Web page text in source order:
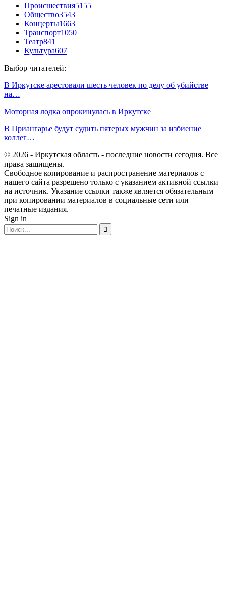
Происшествия5155
Общество3543
Концерты1663
Транспорт1050
Театр841
Культура607
Выбор читателей:
В Иркутске арестовали шесть человек по делу об убийстве
на…
Моторная лодка опрокинулась в Иркутске
В Приангарье будут судить пятерых мужчин за избиение
коллег…
© 2026 - Иркутская область - последние новости сегодня. Все
права защищены.
Свободное копирование и распространение материалов с
нашего сайта разрешено только с указанием активной ссылки
на источник. Указание ссылки также является обязательным
при копировании материалов в социальные сети или
печатные издания.
Sign in